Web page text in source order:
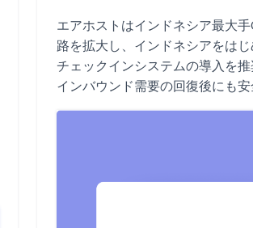
エアホストはインドネシア最大
路を拡大し、インドネシアをは
チェックインシステムの導入を
インバウンド需要の回復後にも